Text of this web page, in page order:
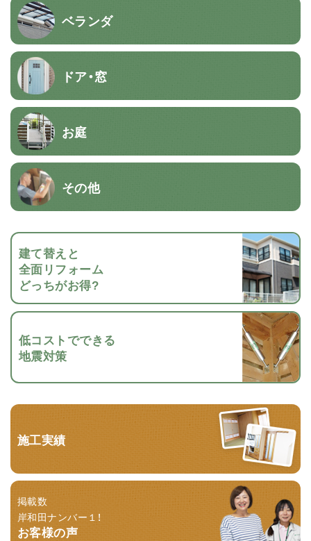
ベランダ
ドア・窓
お庭
その他
建て替えと
全面リフォーム
どっちがお得?
低コストでできる
地震対策
施工実績
掲載数
岸和田ナンバー１！
お客様の声